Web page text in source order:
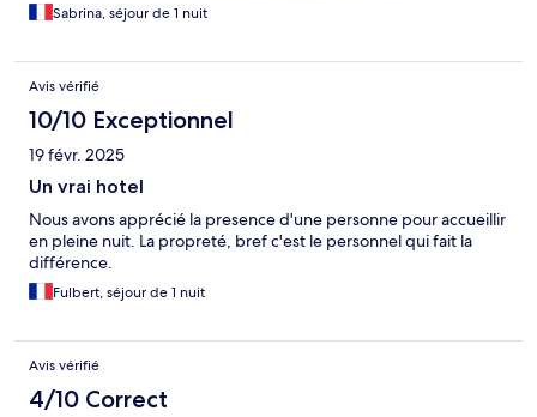
Sabrina, séjour de 1 nuit
Avis vérifié
10/10 Exceptionnel
19 févr. 2025
Un vrai hotel
Nous avons apprécié la presence d'une personne pour accueillir
en pleine nuit. La propreté, bref c'est le personnel qui fait la
différence.
Fulbert, séjour de 1 nuit
Avis vérifié
4/10 Correct